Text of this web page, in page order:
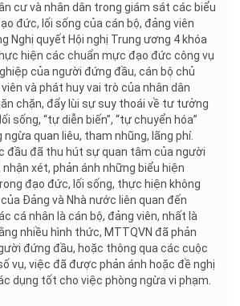
cư và nhân dân trong giám sát các biểu
đức, lối sống của cán bộ, đảng viên
Nghị quyết Hội nghị Trung ương 4 khóa
hiện các chuẩn mực đạo đức công vụ
của người đứng đầu, cán bộ chủ
và phát huy vai trò của nhân dân
chặn, đẩy lùi sự suy thoái về tư tưởng
sống, “tự diễn biến”, “tự chuyển hóa”
ngừa quan liêu, tham nhũng, lãng phí.
đầu đã thu hút sự quan tâm của người
xét, phản ánh những biểu hiện
đạo đức, lối sống, thực hiện không
Đảng và Nhà nước liên quan đến
cá nhân là cán bộ, đảng viên, nhất là
nhiều hình thức, MTTQVN đã phản
đứng đầu, hoặc thông qua các cuộc
vụ, việc đã được phản ánh hoặc đề nghị
dụng tốt cho việc phòng ngừa vi phạm.